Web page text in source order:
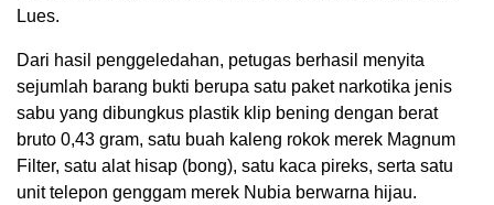
Lues.
Dari hasil penggeledahan, petugas berhasil menyita
sejumlah barang bukti berupa satu paket narkotika jenis
sabu yang dibungkus plastik klip bening dengan berat
bruto 0,43 gram, satu buah kaleng rokok merek Magnum
Filter, satu alat hisap (bong), satu kaca pireks, serta satu
unit telepon genggam merek Nubia berwarna hijau.